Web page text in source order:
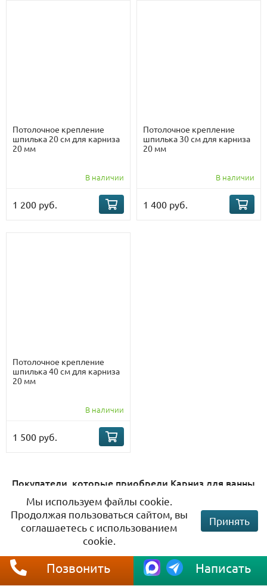
Потолочное крепление
шпилька 20 см для карниза
20 мм
В наличии
1 200 руб.
Потолочное крепление
шпилька 30 см для карниза
20 мм
В наличии
1 400 руб.
Потолочное крепление
шпилька 40 см для карниза
20 мм
В наличии
1 500 руб.
Покупатели, которые приобрели Карниз для ванны
Radomir Альма Передний борт 168х84/69 Усиленный
25 мм MrKARNIZ, также купили
-25%
Позвонить Написать
Мы используем файлы cookie.
Продолжая пользоваться сайтом, вы
соглашаетесь с использованием
cookie.
Принять